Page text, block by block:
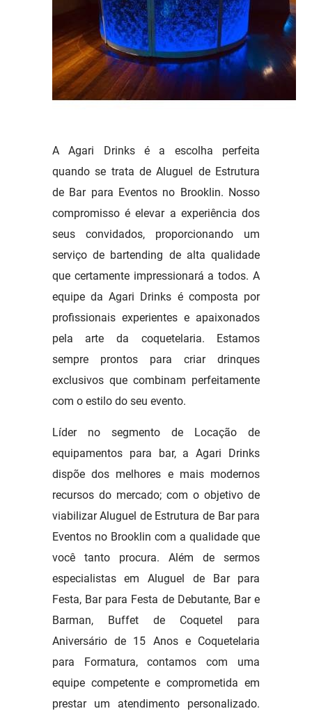
A Agari Drinks é a escolha perfeita
quando se trata de Aluguel de Estrutura
de Bar para Eventos no Brooklin. Nosso
compromisso é elevar a experiência dos
seus convidados, proporcionando um
serviço de bartending de alta qualidade
que certamente impressionará a todos. A
equipe da Agari Drinks é composta por
profissionais experientes e apaixonados
pela arte da coquetelaria. Estamos
sempre prontos para criar drinques
exclusivos que combinam perfeitamente
com o estilo do seu evento.
Líder no segmento de Locação de
equipamentos para bar, a Agari Drinks
dispõe dos melhores e mais modernos
recursos do mercado; com o objetivo de
viabilizar Aluguel de Estrutura de Bar para
Eventos no Brooklin com a qualidade que
você tanto procura. Além de sermos
especialistas em Aluguel de Bar para
Festa, Bar para Festa de Debutante, Bar e
Barman, Buffet de Coquetel para
Aniversário de 15 Anos e Coquetelaria
para Formatura, contamos com uma
equipe competente e comprometida em
prestar um atendimento personalizado.